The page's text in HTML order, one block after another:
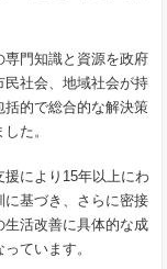
門知識と資源を政府
社会、地域社会が持
的で総合的な解決策
た。
により15年以上にわ
に基づき、さらに密接
生活改善に具体的な成
ています。